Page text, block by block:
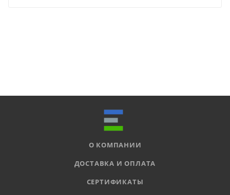
О КОМПАНИИ
ДОСТАВКА И ОПЛАТА
СЕРТИФИКАТЫ